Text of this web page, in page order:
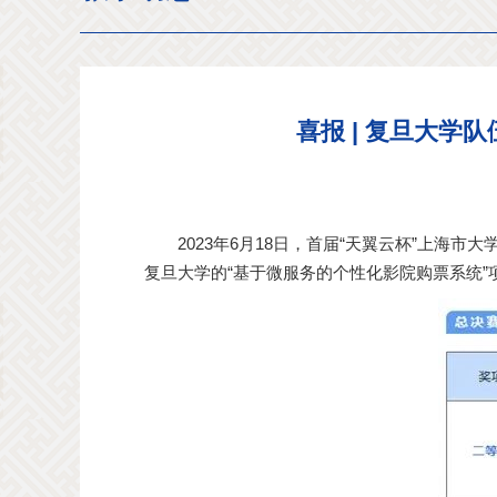
喜报 | 复旦大学队
2023年6月18日，首届“天翼云杯”上海市
复旦大学的“基于微服务的个性化影院购票系统